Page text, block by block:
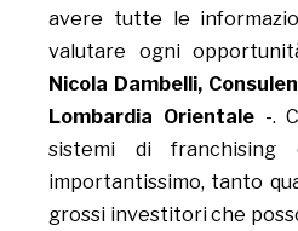
avere tutte le
valutare ogni
Nicola Dambelli,
Lombardia Orientale-.
sistemi di
importantissimo, tanto
grossi investitori che